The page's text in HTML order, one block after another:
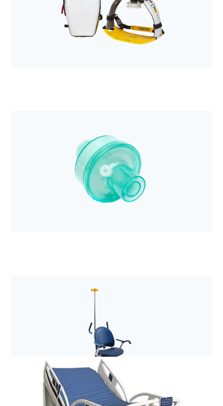
Anestezjologia i aparatura medyczna
Wymiennik ciepła i wilgoci Tracheolife
Anestezjologia i aparatura medyczna
System kompresji klatki piersiowej LUCAS 3, v3.1
Anestezjologia i aparatura medyczna
Filtr elektrostatyczny z wymiennikiem ciepła i